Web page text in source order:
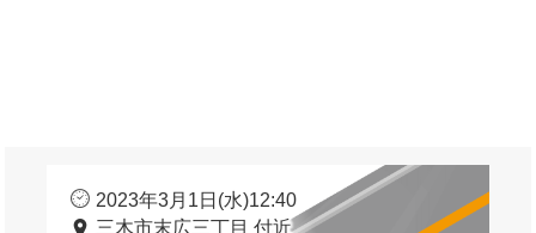
2023年3月1日(水)12:40
三木市末広三丁目 付近